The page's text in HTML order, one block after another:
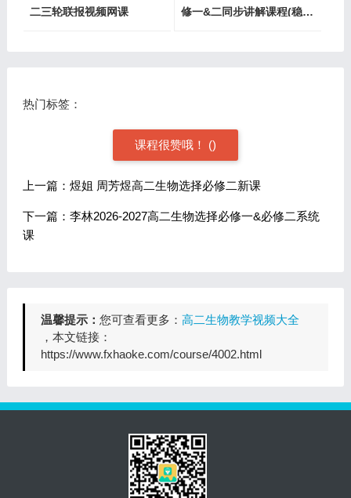
二三轮联报视频网课
修一&二同步讲解课程(稳态
热门标签：
课程很赞哦！ ()
上一篇：煜姐 周芳煜高二生物选择必修二新课
下一篇：李林2026-2027高二生物选择必修一&必修二系统
课
温馨提示： 您可查看更多： 高二生物教学视频大全
，本文链接：
https://www.fxhaoke.com/course/4002.html